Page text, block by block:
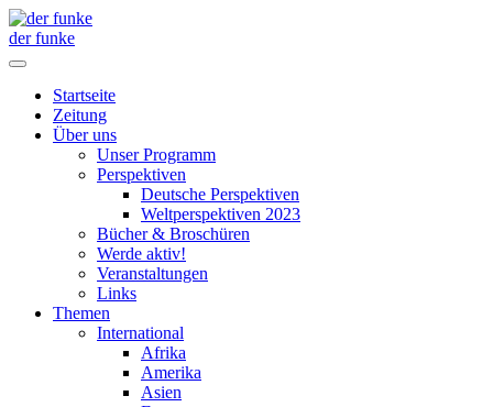
der funke
Startseite
Zeitung
Über uns
Unser Programm
Perspektiven
Deutsche Perspektiven
Weltperspektiven 2023
Bücher & Broschüren
Werde aktiv!
Veranstaltungen
Links
Themen
International
Afrika
Amerika
Asien